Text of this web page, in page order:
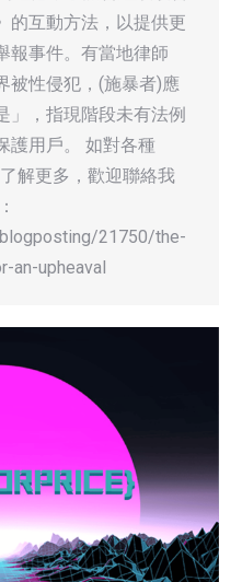
的互動方法，以提供更
報事件。有當地律師
被性侵犯，(施暴者)應
」，指現階段未有法例
護用戶。 如對各種
解更多，歡迎聯絡我
21750/the-
an-upheaval